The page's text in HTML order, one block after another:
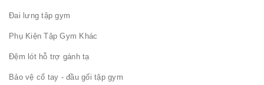
Đai lưng tập gym
Phụ Kiện Tập Gym Khác
Đệm lót hỗ trợ gánh tạ
Bảo vệ cổ tay - đầu gối tập gym